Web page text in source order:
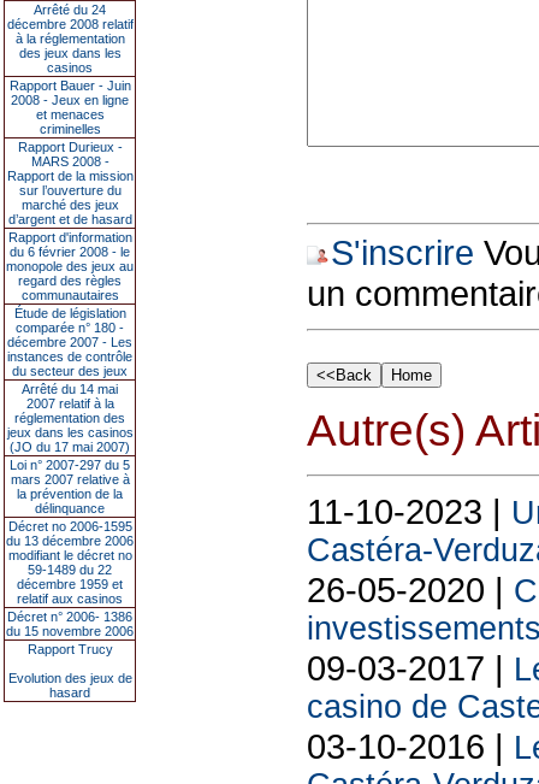
Arrêté du 24
décembre 2008 relatif
à la réglementation
des jeux dans les
casinos
Rapport Bauer - Juin
2008 - Jeux en ligne
et menaces
criminelles
Rapport Durieux -
MARS 2008 -
Rapport de la mission
sur l’ouverture du
marché des jeux
d’argent et de hasard
Rapport d'information
du 6 février 2008 - le
monopole des jeux au
regard des règles
communautaires
Étude de législation
comparée n° 180 -
décembre 2007 - Les
instances de contrôle
du secteur des jeux
Arrêté du 14 mai
2007 relatif à la
réglementation des
jeux dans les casinos
(JO du 17 mai 2007)
Loi n° 2007-297 du 5
mars 2007 relative à
la prévention de la
délinquance
Décret no 2006-1595
du 13 décembre 2006
modifiant le décret no
59-1489 du 22
décembre 1959 et
relatif aux casinos
Décret n° 2006- 1386
du 15 novembre 2006
Rapport Trucy
Evolution des jeux de
hasard
S'inscrire
un
Autre(s)
11-10-2023 |
Castéra-
26-05-2020 |
09-03-2017 |
casino de
03-10-2016 |